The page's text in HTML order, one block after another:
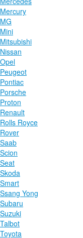
Mercury
MG
Mini
Mitsubishi
Nissan
Opel
Peugeot
Pontiac
Porsche
Proton
Renault
Rolls Royce
Rover
Saab
Scion
Seat
Skoda
Smart
Ssang Yong
Subaru
Suzuki
Talbot
Toyota